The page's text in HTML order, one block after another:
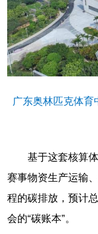
广东奥林匹克体育
基于这套核算
赛事物资生产运输
程的碳排放，预计
会的“碳账本”。